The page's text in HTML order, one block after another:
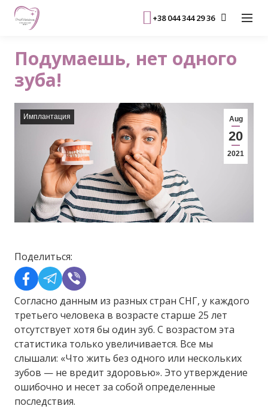
+38 044 344 29 36
Подумаешь, нет одного
зуба!
Имплантация Aug
20
2021
Поделиться:
Согласно данным из разных стран СНГ, у каждого
третьего человека в возрасте старше 25 лет
отсутствует хотя бы один зуб. С возрастом эта
статистика только увеличивается. Все мы
слышали: «Что жить без одного или нескольких
зубов — не вредит здоровью». Это утверждение
ошибочно и несет за собой определенные
последствия.